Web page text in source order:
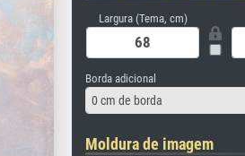
Largura (Tema, cm)
Borda adicional
0 cm de borda
Moldura de imagem